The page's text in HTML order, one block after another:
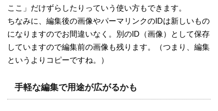
ここ」だけずらしたりっていう使い方もできます。
ちなみに、編集後の画像やパーマリンクのIDは新しいもの
になりますのでお間違いなく。別のID（画像）として保存
していますので編集前の画像も残ります。（つまり、編集
というよりコピーですね。）
手軽な編集で用途が広がるかも